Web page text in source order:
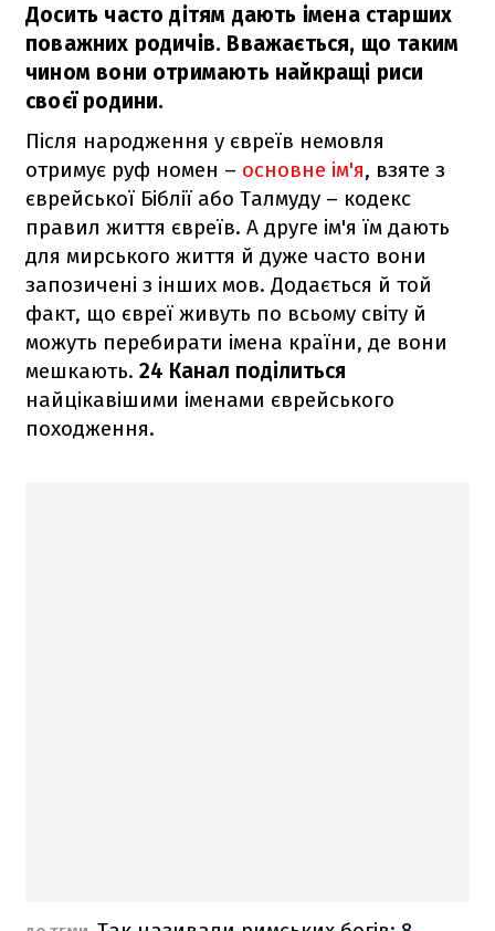
Досить часто дітям дають імена старших
поважних родичів. Вважається, що таким
чином вони отримають найкращі риси
своєї родини.
Після народження у євреїв немовля
отримує руф номен – основне ім'я, взяте з
єврейської Біблії або Талмуду – кодекс
правил життя євреїв. А друге ім'я їм дають
для мирського життя й дуже часто вони
запозичені з інших мов. Додається й той
факт, що євреї живуть по всьому світу й
можуть перебирати імена країни, де вони
мешкають. 24 Канал поділиться
найцікавішими іменами єврейського
походження.